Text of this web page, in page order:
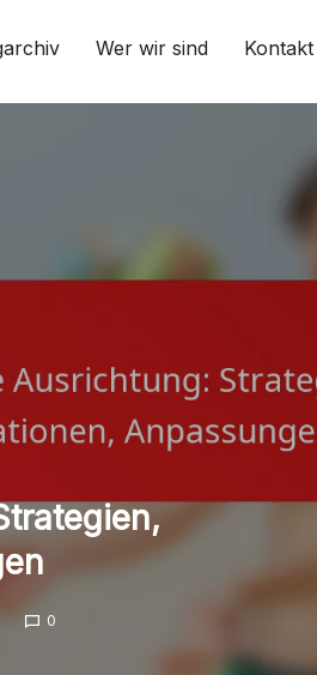
Wer wir sind Kontakt
0